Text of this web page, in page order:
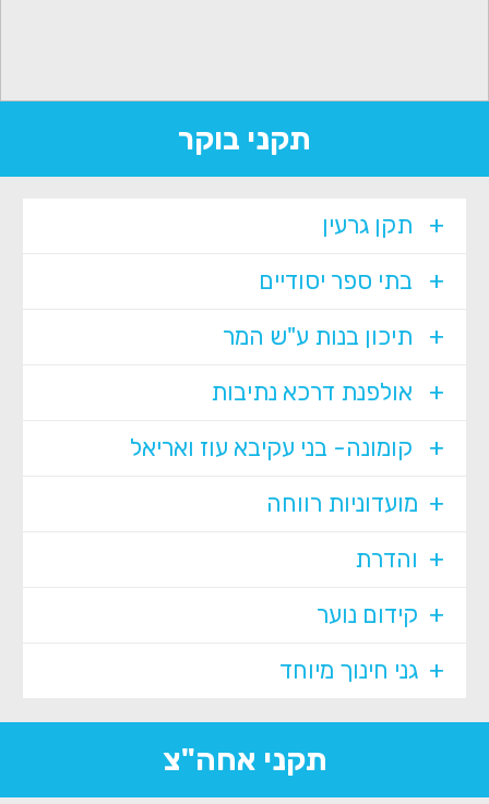
תקני בוקר
תקן גרעין
בתי ספר יסודיים
תיכון בנות ע"ש המר
אולפנת דרכא נתיבות
קומונה- בני עקיבא עוז ואריאל
מועדוניות רווחה
והדרת
קידום נוער
גני חינוך מיוחד
תקני אחה"צ